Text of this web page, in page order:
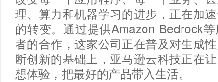
理、算力和机器学习的进步，正在加
的转变。通过提供Amazon Bedrock
者的合作，这家公司正在普及对生成
断创新的基础上，亚马逊云科技正在
想体验，把最好的产品带入生活。